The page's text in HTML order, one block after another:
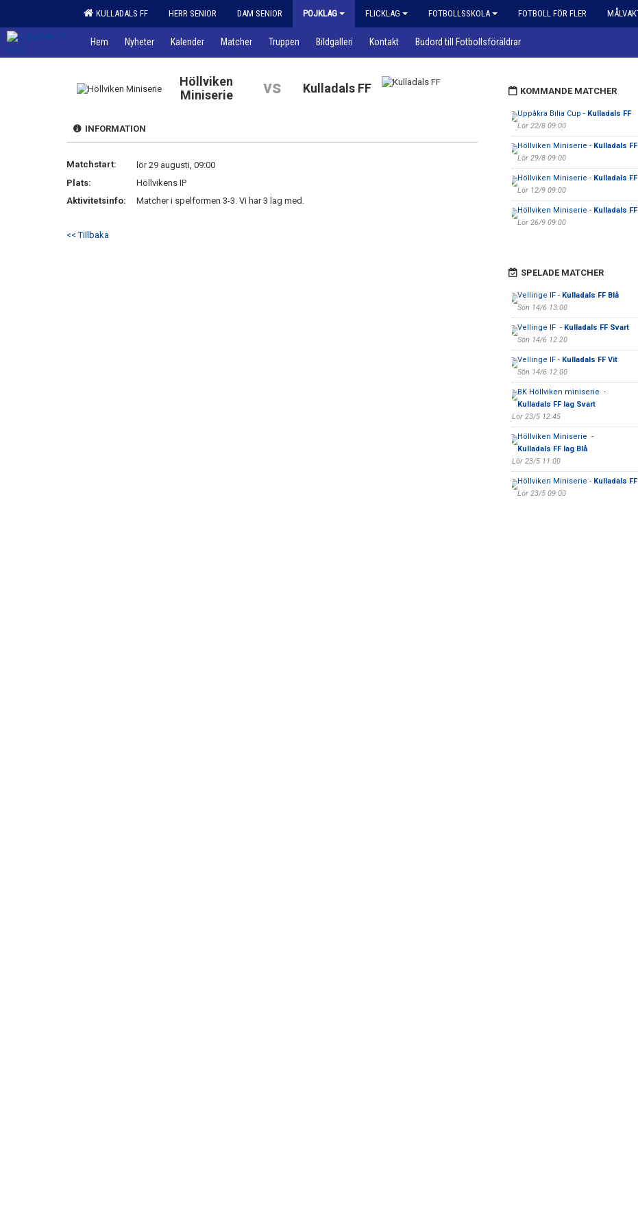
KULLADALS FF HERR SENIOR DAM SENIOR POJKLAG FLICKLAG FOTBOLLSSKOLA FOTBOLL FÖR FLER
Hem Nyheter Kalender Matcher Truppen Bildgalleri Kontakt Budord till Fotbollsföräldrar
Höllviken
Miniserie
vs Kulladals FF
INFORMATION
Matchstart:
lör 29 augusti, 09:00
Plats:
Höllvikens IP
Aktivitetsinfo:
Matcher i spelformen 3-3. Vi har 3 lag med.
<< Tillbaka
KOMMANDE MATCHER
Uppåkra Bilia Cup - Kulladals FF
Lör 22/8 09:00
Höllviken Miniserie - Kulladals FF
Lör 29/8 09:00
Höllviken Miniserie - Kulladals FF
Lör 12/9 09:00
Höllviken Miniserie - Kulladals FF
Lör 26/9 09:00
SPELADE MATCHER
Vellinge IF - Kulladals FF Blå
Sön 14/6 13:00
Vellinge IF - Kulladals FF Svart
Sön 14/6 12:20
Vellinge IF - Kulladals FF Vit
Sön 14/6 12:00
BK Höllviken miniserie -
Kulladals FF lag Svart
Lör 23/5 12:45
Höllviken Miniserie -
Kulladals FF lag Blå
Lör 23/5 11:00
Höllviken Miniserie - Kulladals
Lör 23/5 09:00